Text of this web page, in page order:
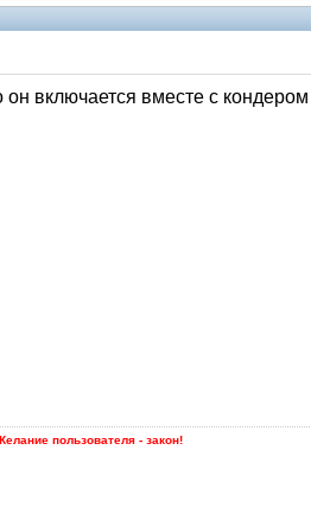
включается вместе с
пользователя - закон!